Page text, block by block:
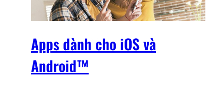
Apps dành cho iOS và
Android™